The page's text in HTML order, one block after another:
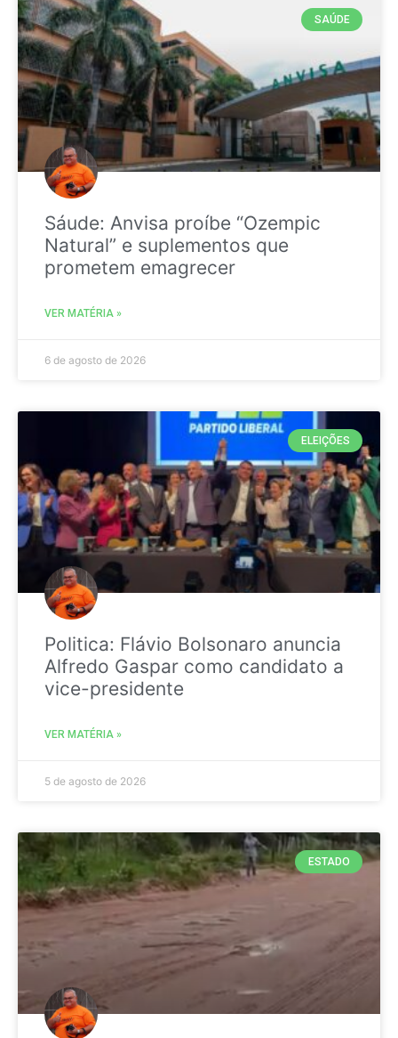
SAÚDE
Sáude: Anvisa proíbe “Ozempic
Natural” e suplementos que
prometem emagrecer
VER MATÉRIA »
6 de agosto de 2026
ELEIÇÕES
Politica: Flávio Bolsonaro anuncia
Alfredo Gaspar como candidato a
vice-presidente
VER MATÉRIA »
5 de agosto de 2026
ESTADO